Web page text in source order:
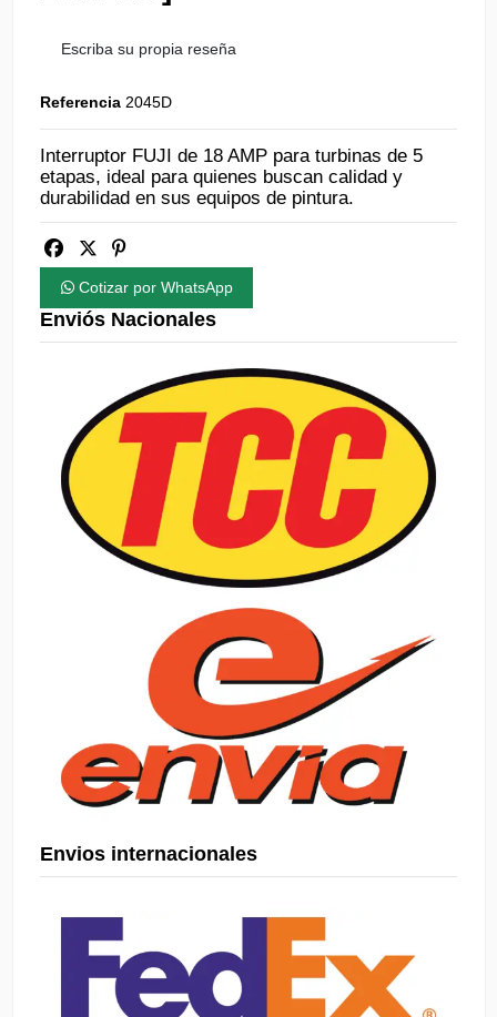
Escriba su propia reseña
Referencia 2045D
Interruptor FUJI de 18 AMP para turbinas de 5
etapas, ideal para quienes buscan calidad y
durabilidad en sus equipos de pintura.
Cotizar por WhatsApp
Enviós Nacionales
Envios internacionales